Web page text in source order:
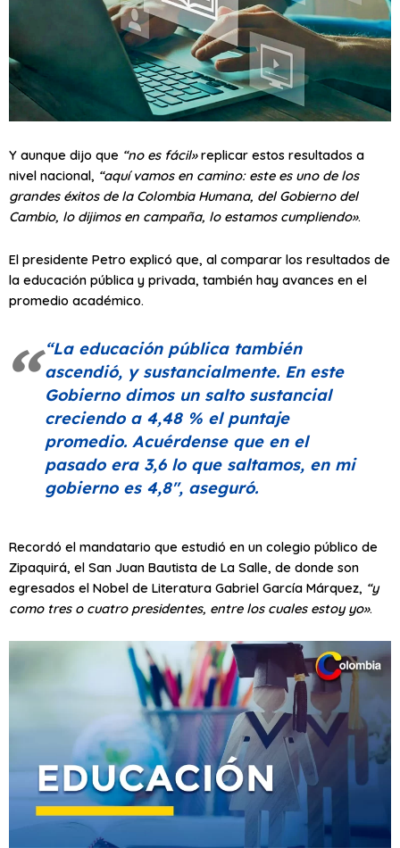
Y aunque dijo que “no es fácil»replicar estos resultados a
nivel nacional, “aquí vamos en camino: este es uno de los
grandes éxitos de la Colombia Humana, del Gobierno del
Cambio, lo dijimos en campaña, lo estamos cumpliendo».
El presidente Petro explicó que, al comparar los resultados de
la educación pública y privada, también hay avances en el
promedio académico.
“La educación pública también
ascendió, y sustancialmente. En este
Gobierno dimos un salto sustancial
creciendo a 4,48 % el puntaje
promedio. Acuérdense que en el
pasado era 3,6 lo que saltamos, en mi
gobierno es 4,8″, aseguró.
Recordó el mandatario que estudió en un colegio público de
Zipaquirá, el San Juan Bautista de La Salle, de donde son
egresados el Nobel de Literatura Gabriel García Márquez, “y
como tres o cuatro presidentes, entre los cuales estoy yo».